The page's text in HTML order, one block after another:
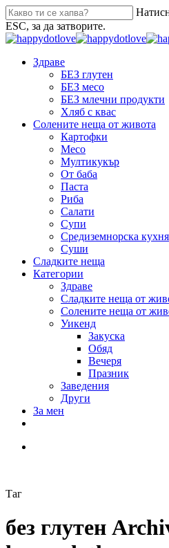
ESC, за да затворите.
Здраве
БЕЗ глутен
БЕЗ месо
БЕЗ млечни продукти
Хляб с квас
Солените неща от живота
Картофки
Месо
Мултикукър
От баба
Паста
Риба
Салати
Супи
Средиземнорска кухня
Суши
Сладките неща
Категории
Здраве
Сладките неща от
Солените неща от
Уикенд
Закуска
Обяд
Вечеря
Празник
Заведения
Други
За мен
Таг
без глутен